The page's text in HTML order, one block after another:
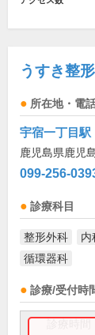
うすき整
所在地・電
宇宿一丁目駅
鹿児島県鹿児
099-256-
診療科目
整形外科 内
循環器科
診療/受付時